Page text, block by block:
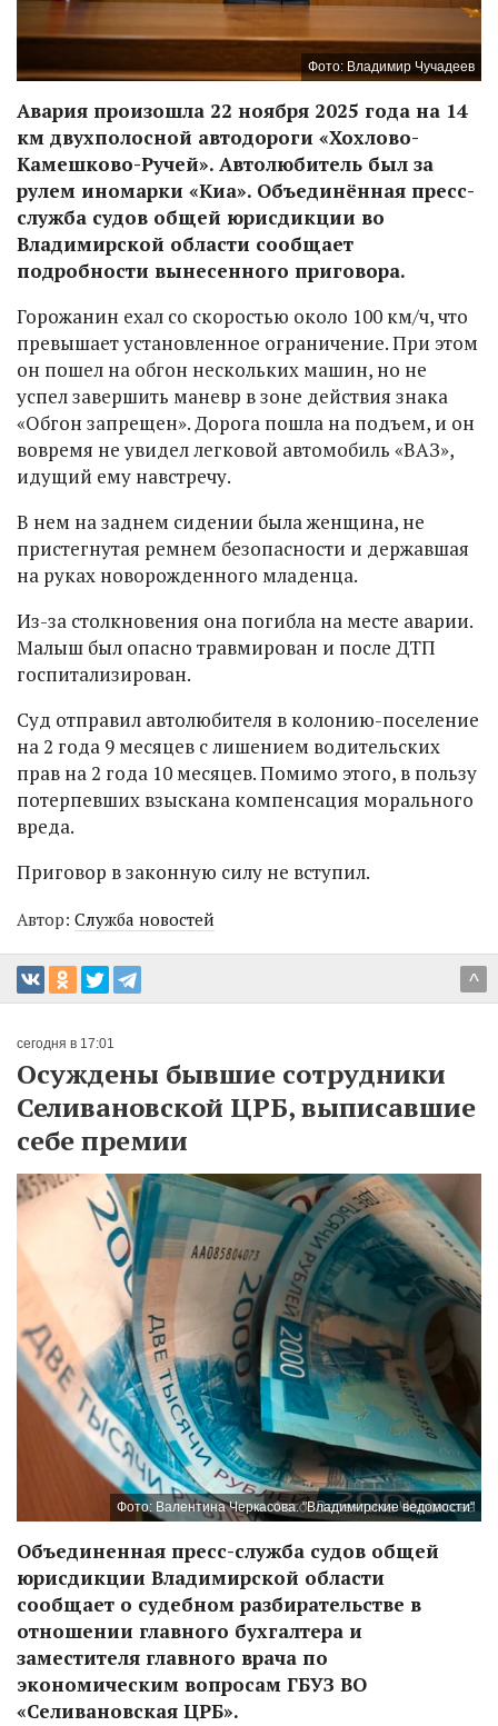
Фото: Владимир Чучадеев
Авария произошла 22 ноября 2025 года на 14
км двухполосной автодороги «Хохлово-
Камешково-Ручей». Автолюбитель был за
рулем иномарки «Киа». Объединённая пресс-
служба судов общей юрисдикции во
Владимирской области сообщает
подробности вынесенного приговора.
Горожанин ехал со скоростью около 100 км/ч, что
превышает установленное ограничение. При этом
он пошел на обгон нескольких машин, но не
успел завершить маневр в зоне действия знака
«Обгон запрещен». Дорога пошла на подъем, и он
вовремя не увидел легковой автомобиль «ВАЗ»,
идущий ему навстречу.
В нем на заднем сидении была женщина, не
пристегнутая ремнем безопасности и державшая
на руках новорожденного младенца.
Из-за столкновения она погибла на месте аварии.
Малыш был опасно травмирован и после ДТП
госпитализирован.
Суд отправил автолюбителя в колонию-поселение
на 2 года 9 месяцев с лишением водительских
прав на 2 года 10 месяцев. Помимо этого, в пользу
потерпевших взыскана компенсация морального
вреда.
Приговор в законную силу не вступил.
Автор: Служба новостей
^
сегодня в 17:01
Осуждены бывшие сотрудники
Селивановской ЦРБ, выписавшие
себе премии
Фото: Валентина Черкасова. "Владимирские ведомости"
Объединенная пресс-служба судов общей
юрисдикции Владимирской области
сообщает о судебном разбирательстве в
отношении главного бухгалтера и
заместителя главного врача по
экономическим вопросам ГБУЗ ВО
«Селивановская ЦРБ».